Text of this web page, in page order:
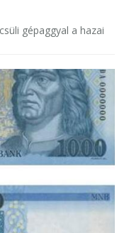
gépaggyal a hazai